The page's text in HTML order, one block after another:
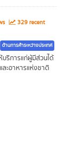
329 recent
ด้านการค้าระหว่างประเทศ
บริการแก่ผู้มีส่วนได้
ะอาหารแห่งชาติ